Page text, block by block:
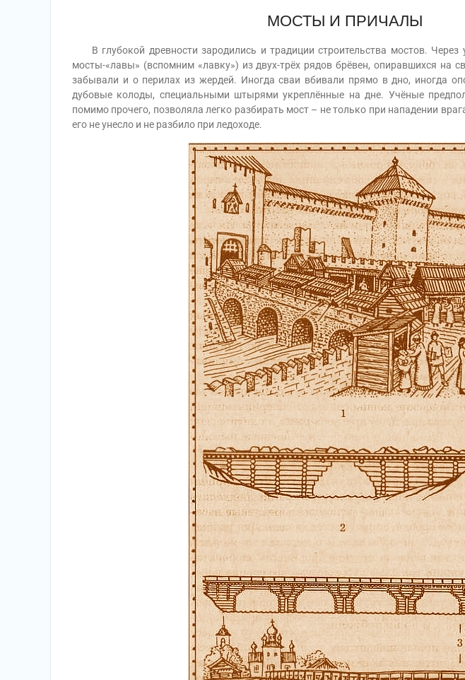
МОСТЫ И ПРИЧАЛЫ
В глубокой древности зародились и традиции строительства мостов. Через
мосты-«лавы» (вспомним «лавку») из двух-трёх рядов брёвен, опиравшихся на
забывали и о перилах из жердей. Иногда сваи вбивали прямо в дно, иногда
дубовые колоды, специальными штырями укреплённые на дне. Учёные
помимо прочего, позволяла легко разбирать мост – не только при нападении
его не унесло и не разбило при ледоходе.